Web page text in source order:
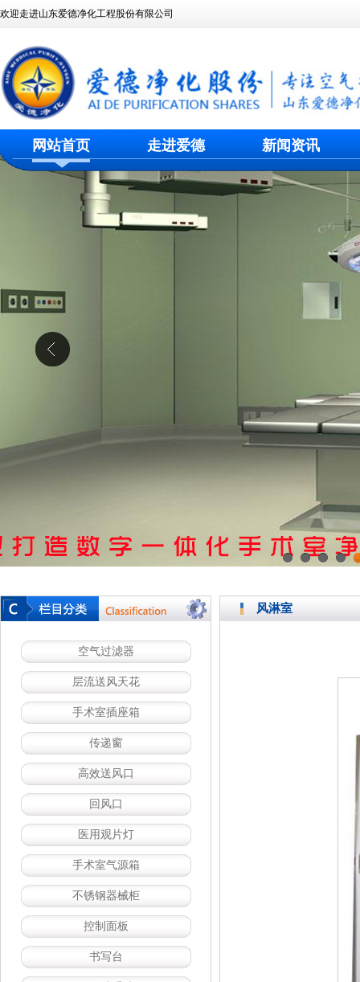
欢迎走进山东爱德净化工程股份有限公司
网站首页 走进爱德 新闻资讯
1 2 3 4
空气过滤器
层流送风天花
手术室插座箱
传递窗
高效送风口
回风口
医用观片灯
手术室气源箱
不锈钢器械柜
控制面板
书写台
风淋室